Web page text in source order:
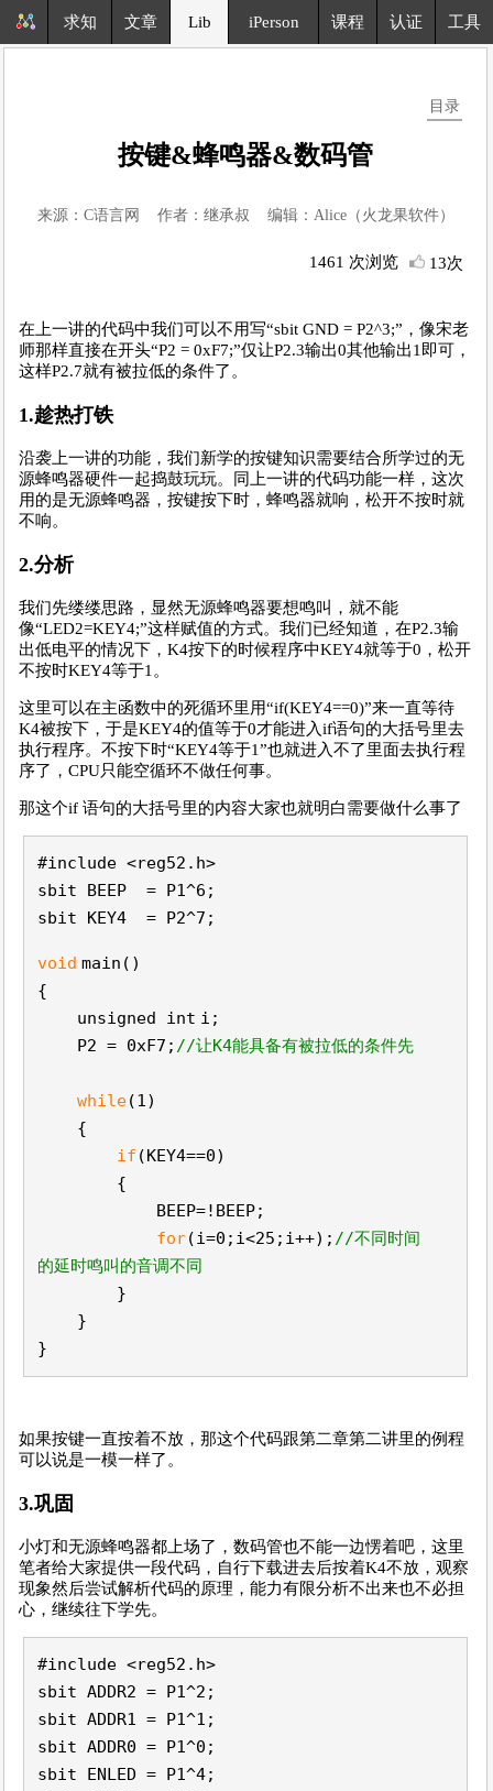
求知 文章 Lib iPerson 课程 认证 工具
目录
按键&蜂鸣器&数码管
来源：C语言网 作者：继承叔 编辑：Alice（火龙果软件）
1461 次浏览 13次
在上一讲的代码中我们可以不用写“sbit GND = P2^3;”，像宋老
师那样直接在开头“P2 = 0xF7;”仅让P2.3输出0其他输出1即可，
这样P2.7就有被拉低的条件了。
1.趁热打铁
沿袭上一讲的功能，我们新学的按键知识需要结合所学过的无
源蜂鸣器硬件一起捣鼓玩玩。同上一讲的代码功能一样，这次
用的是无源蜂鸣器，按键按下时，蜂鸣器就响，松开不按时就
不响。
2.分析
我们先缕缕思路，显然无源蜂鸣器要想鸣叫，就不能
像“LED2=KEY4;”这样赋值的方式。我们已经知道，在P2.3输
出低电平的情况下，K4按下的时候程序中KEY4就等于0，松开
不按时KEY4等于1。
这里可以在主函数中的死循环里用“if(KEY4==0)”来一直等待
K4被按下，于是KEY4的值等于0才能进入if语句的大括号里去
执行程序。不按下时“KEY4等于1”也就进入不了里面去执行程
序了，CPU只能空循环不做任何事。
那这个if 语句的大括号里的内容大家也就明白需要做什么事了
#include <reg52.h>
sbit BEEP = P1^6;
sbit KEY4 = P2^7;
void main()
{
unsigned int i;
P2 = 0xF7; //让K4能具备有被拉低的条件先
while(1)
{
if (KEY4==0)
{
BEEP=!BEEP;
for(i=0;i<25;i++); //不同时间
的延时鸣叫的音调不同
}
}
}
如果按键一直按着不放，那这个代码跟第二章第二讲里的例程
可以说是一模一样了。
3.巩固
小灯和无源蜂鸣器都上场了，数码管也不能一边愣着吧，这里
笔者给大家提供一段代码，自行下载进去后按着K4不放，观察
现象然后尝试解析代码的原理，能力有限分析不出来也不必担
心，继续往下学先。
#include <reg52.h>
sbit ADDR2 = P1^2;
sbit ADDR1 = P1^1;
sbit ADDR0 = P1^0;
sbit ENLED = P1^4;